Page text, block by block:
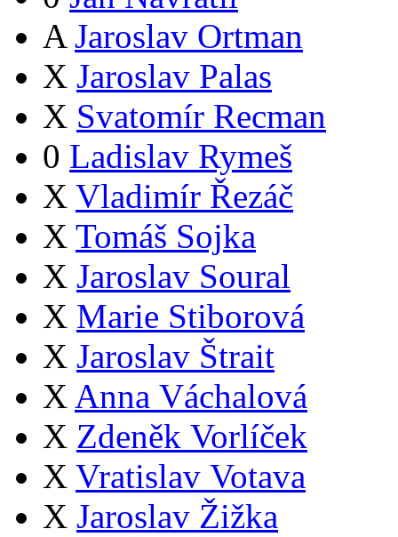
A Jaroslav Ortman
X Jaroslav Palas
X Svatomír Recman
0 Ladislav Rymeš
X Vladimír Řezáč
X Tomáš Sojka
X Jaroslav Soural
X Marie Stiborová
X Jaroslav Štrait
X Anna Váchalová
X Zdeněk Vorlíček
X Vratislav Votava
X Jaroslav Žižka